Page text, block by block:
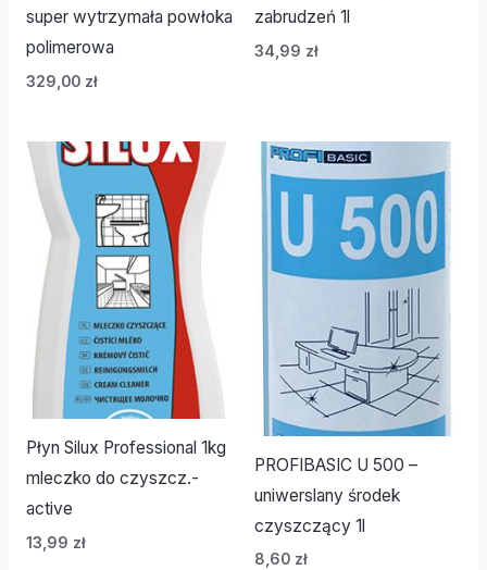
super wytrzymała powłoka
polimerowa
329,00 zł
zabrudzeń 1l
34,99 zł
Płyn Silux Professional 1kg
mleczko do czyszcz.-
active
13,99 zł
PROFIBASIC U 500 –
uniwerslany środek
czyszczący 1l
8,60 zł